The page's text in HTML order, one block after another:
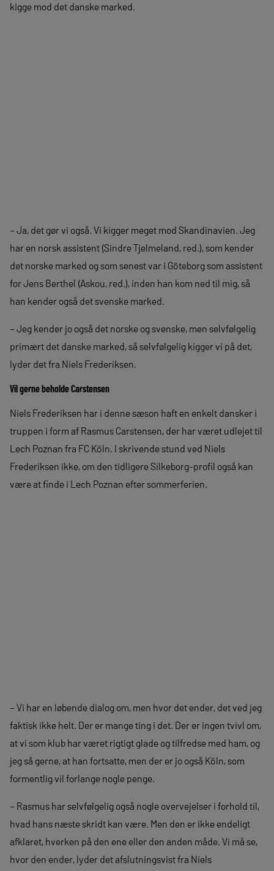
kigge mod det danske marked.
– Ja, det gør vi også. Vi kigger meget mod Skandinavien. Jeg
har en norsk assistent (Sindre Tjelmeland, red.), som kender
det norske marked og som senest var i Göteborg som assistent
for Jens Berthel (Askou, red.), inden han kom ned til mig, så
han kender også det svenske marked.
– Jeg kender jo også det norske og svenske, men selvfølgelig
primært det danske marked, så selvfølgelig kigger vi på det,
lyder det fra Niels Frederiksen.
Vil gerne beholde Carstensen
Niels Frederiksen har i denne sæson haft en enkelt dansker i
truppen i form af Rasmus Carstensen, der har været udlejet til
Lech Poznan fra FC Köln. I skrivende stund ved Niels
Frederiksen ikke, om den tidligere Silkeborg-profil også kan
være at finde i Lech Poznan efter sommerferien.
– Vi har en løbende dialog om, men hvor det ender, det ved jeg
faktisk ikke helt. Der er mange ting i det. Der er ingen tvivl om,
at vi som klub har været rigtigt glade og tilfredse med ham, og
jeg så gerne, at han fortsatte, men der er jo også Köln, som
formentlig vil forlange nogle penge.
– Rasmus har selvfølgelig også nogle overvejelser i forhold til,
hvad hans næste skridt kan være. Men den er ikke endeligt
afklaret, hverken på den ene eller den anden måde. Vi må se,
hvor den ender, lyder det afslutningsvist fra Niels